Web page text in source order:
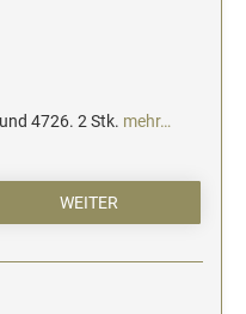
4726. 2 Stk. mehr…